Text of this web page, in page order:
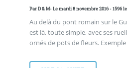
ParD & M- Le mardi 8 novembre 2016 - 1596
Au delà du pont romain sur le
est là, toute simple, avec ses
ornés de pots de fleurs.